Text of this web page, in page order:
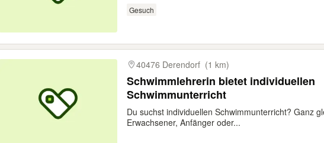
Gesuch
40476 Derendorf (1 km)
Schwimmlehrerin bietet individuellen
Schwimmunterricht
Du suchst individuellen Schwimmunterricht? Ganz
Erwachsener, Anfänger oder...